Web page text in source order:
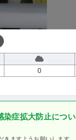
0
染症拡大防止につ